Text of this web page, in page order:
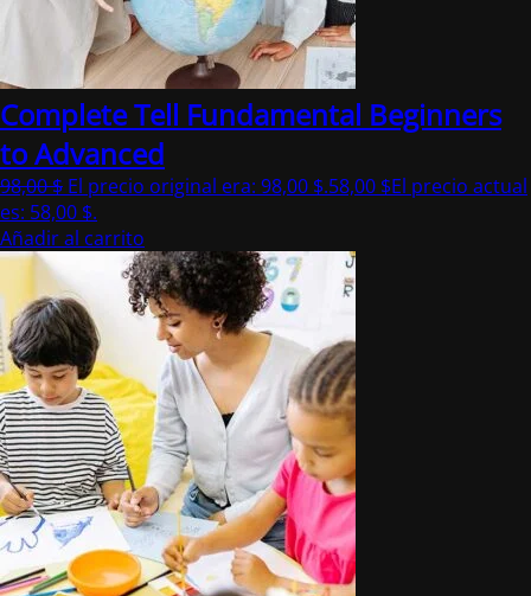
Complete Tell Fundamental Beginners
to Advanced
98,00$ El precio original era: 98,00 $.58,00 $El precio actual
es: 58,00 $.
Añadir al carrito